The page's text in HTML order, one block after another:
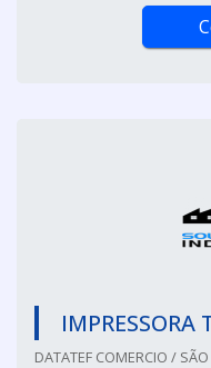
IMPRESSORA
DATATEF COMERCIO /